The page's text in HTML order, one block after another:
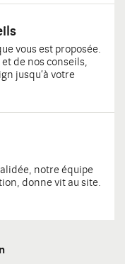
vous est proposée.
de nos conseils,
jusqu’à votre
notre équipe
donne vit au site.